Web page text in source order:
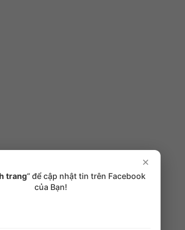
×
trang“ để cập nhật tin trên Facebook
của Bạn!